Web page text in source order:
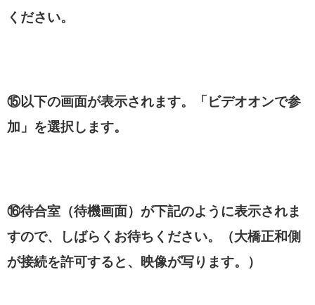
ください。
⑮以下の画面が表示されます。「ビデオオンで参
加」を選択します。
⑯待合室（待機画面）が下記のように表示されま
すので、しばらくお待ちください。（大橋正和側
が接続を許可すると、映像が写ります。）